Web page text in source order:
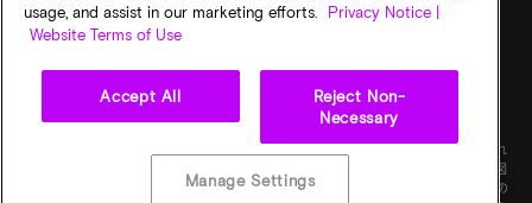
マイクロンのプライバシー通知 販売条件
Micron Technology, Inc. All rights reserved. 情報、製品、仕様は予告なく変更され
ることがあります。すべての情報は何らの保証なく「現状有姿」の状態で提供されます。図
画の縮尺は正確ではありません。マイクロン、マイクロンのロゴ、およびその他のすべての
usage, and assist in our marketing efforts.
Privacy Notice |
Website Terms of Use
Accept All
Reject Non-
Necessary
Manage Settings